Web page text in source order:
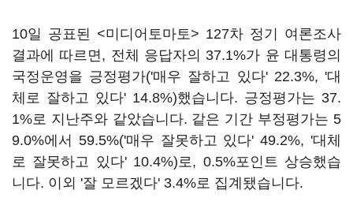
10일 공표된 <미디어토마토> 127차 정기 여론조사
결과에 따르면, 전체 응답자의 37.1%가 윤 대통령의
국정운영을 긍정평가('매우 잘하고 있다' 22.3%, '대
체로 잘하고 있다' 14.8%)했습니다. 긍정평가는 37.
1%로 지난주와 같았습니다. 같은 기간 부정평가는 5
9.0%에서 59.5%('매우 잘못하고 있다' 49.2%, '대체
로 잘못하고 있다' 10.4%)로, 0.5%포인트 상승했습
니다. 이외 '잘 모르겠다' 3.4%로 집계됐습니다.